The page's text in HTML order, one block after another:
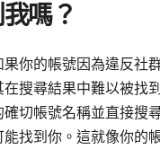
嗎？
果你的帳號因為違反社
在搜尋結果中難以被找
確切帳號名稱並直接搜
能找到你。這就像你的